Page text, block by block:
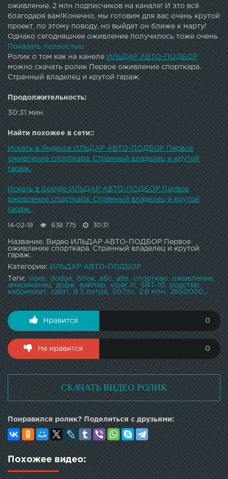
оживление. 2 млн подписчиков на канале! И это всё
благодаря вам!Конечно, мы готовим для вас очень крутой
проект, по этому поводу, но выйдет он ближе к марту!
Однако сегодняшнее оживление получилось тоже очень
интересным, потому что тачку, которую мы оживляли я
видел только на картинках. Будет интересно! Приятного
просмотра!2 часть - Ильдар Авто-подбор это
официальный канал компании авто-подбор.рф.Подбор
подержанных автомобилей.Выездная диагностика.
Проверка бу авто перед покупкой.Проверка по 105
пунктам. Оценка целесообразности покупки автомобиля.
Проверка технической и юридической чистоты.Проверка
состояния двигателя и АКПП, электрики и электроники,
кузова и ходовой части.Ильдар в ВК: vk.com/cars_podbor
Ильдар в ИНСТАГРАМ: Ильдар в Facebook : Ильдар на
DRIVE2 : Москва: +7-495-118-26-22, +7 963-656-16-
16Санкт-Петербург: +7 812 425 62 20Нижний Новгород :
+7 (831) 235-12-92Краснодар: +7 (861) 203-46-09Тула: +7
(4872) 74-03-09 Казань: +7 (843) 207-29-27 Обзоры
лучших автомобилей в своем бюджете: Развод и Обман
при покупке : Группа ВК: Instagram: Сайт: Консультации
бесплатно! Обращайтесь! -10
Показать полностью
Ролик о том как на канеле ИЛЬДАР АВТО-ПОДБОР
можно скачать ролик Первое оживление спорткара.
Странный владелец и крутой гараж.
Продолжительность:
30:31 мин.
Найти похожее в сети::
Искать в Яндексе ИЛЬДАР АВТО-ПОДБОР Первое
оживление спорткара. Странный владелец и крутой
гараж.
Искать в Google ИЛЬДАР АВТО-ПОДБОР Первое
оживление спорткара. Странный владелец и крутой
гараж.
14-02-19 638 775 30:31
Название: Видео ИЛЬДАР АВТО-ПОДБОР Первое
оживление спорткара. Странный владелец и крутой
гараж.
Категории: ИЛЬДАР АВТО-ПОДБОР
Теги:viper dodge блок абс abs спорткар
оживление
американец
додж вайпер viper III SRT-10
родстер
кабриолет
cabri 8.3 литра 507лс 2.8 млн 2850000...
Нравится 0
Не нравится 0
СКАЧАТЬ ВИДЕО РОЛИК
Понравился ролик? Поделиться с друзьями:
Похожее видео: